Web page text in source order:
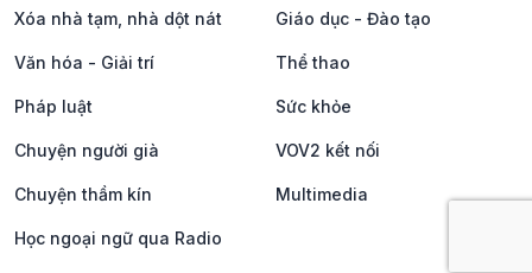
Xóa nhà tạm, nhà dột nát Giáo dục - Đào tạo
Văn hóa - Giải trí Thể thao
Pháp luật Sức khỏe
Chuyện người già VOV2 kết nối
Chuyện thầm kín Multimedia
Học ngoại ngữ qua Radio